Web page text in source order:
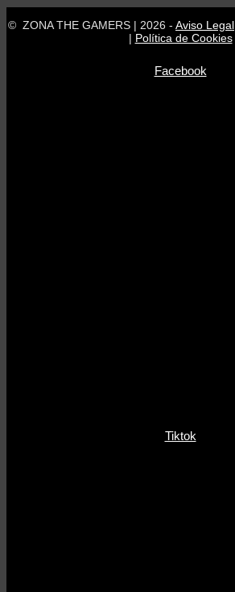
© ZONA THE GAMERS | 2026 - Aviso Legal
| Política de Cookies
Facebook
Tiktok